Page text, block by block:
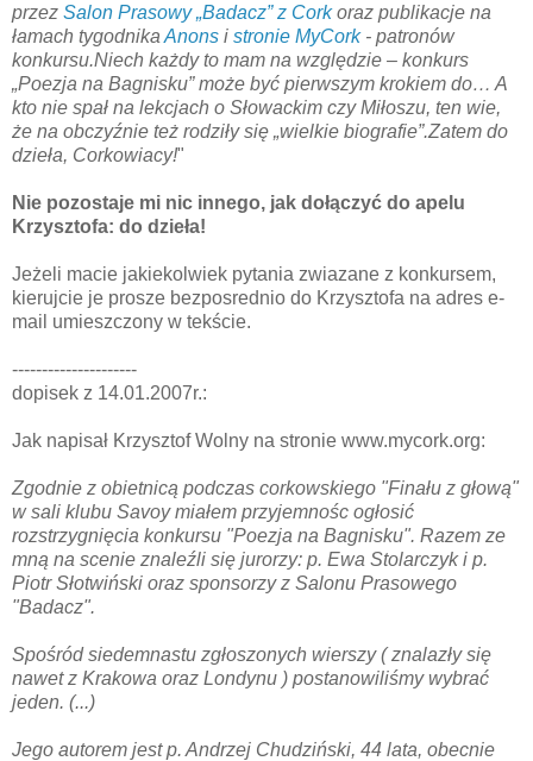
przez Salon Prasowy „Badacz” z Corkoraz publikacje na
łamach tygodnika Anons i stronie MyCork- patronów
konkursu.Niech każdy to mam na względzie – konkurs
„Poezja na Bagnisku” może być pierwszym krokiem do… A
kto nie spał na lekcjach o Słowackim czy Miłoszu, ten wie,
że na obczyźnie też rodziły się „wielkie biografie”.Zatem do
dzieła, Corkowiacy!"
Nie pozostaje mi nic innego, jak dołączyć do apelu
Krzysztofa: do dzieła!
Jeżeli macie jakiekolwiek pytania zwiazane z konkursem,
kierujcie je prosze bezposrednio do Krzysztofa na adres e-
mail umieszczony w tekście.
---------------------
dopisek z 14.01.2007r.:
Jak napisał Krzysztof Wolny na stronie www.mycork.org:
Zgodnie z obietnicą podczas corkowskiego "Finału z głową"
w sali klubu Savoy miałem przyjemnośc ogłosić
rozstrzygnięcia konkursu "Poezja na Bagnisku". Razem ze
mną na scenie znaleźli się jurorzy: p. Ewa Stolarczyk i p.
Piotr Słotwiński oraz sponsorzy z Salonu Prasowego
"Badacz".
Spośród siedemnastu zgłoszonych wierszy ( znalazły się
nawet z Krakowa oraz Londynu ) postanowiliśmy wybrać
jeden. (...)
Jego autorem jest p. Andrzej Chudziński, 44 lata, obecnie